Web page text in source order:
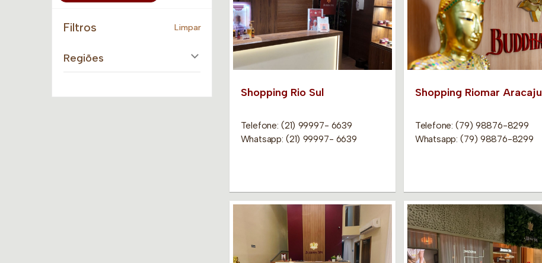
Filtros Limpar
Regiões
Shopping Rio Sul
Telefone: (21) 99997- 6639
Whatsapp: (21) 99997- 6639
Shopping Riomar Aracaju
Telefone: (79) 98876-8299
Whatsapp: (79) 98876-8299